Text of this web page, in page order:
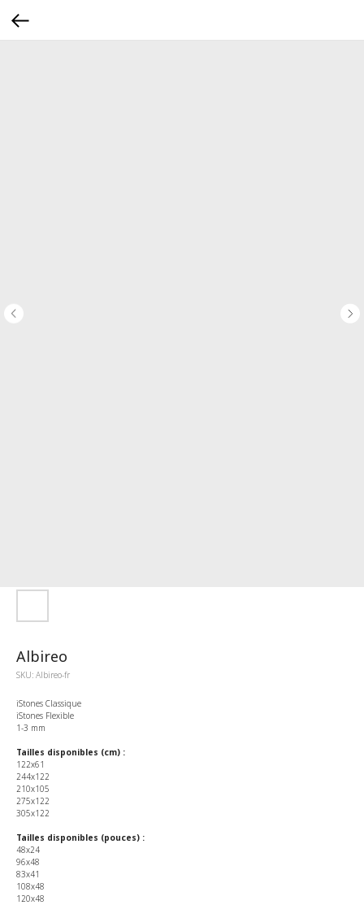
Albireo
SKU: Albireo-fr
iStones Classique
iStones Flexible
1-3 mm
Tailles disponibles (cm) :
122x61
244x122
210x105
275x122
305x122
Tailles disponibles (pouces) :
48x24
96x48
83x41
108x48
120x48